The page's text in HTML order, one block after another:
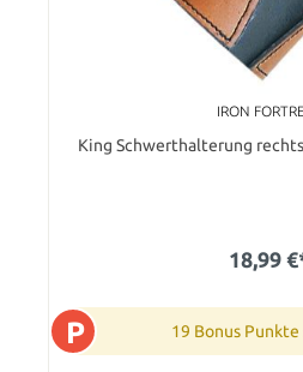
IRON
King Schwerthalterung
18,99
P 19 Bonus Punkte